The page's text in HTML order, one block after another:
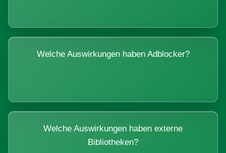
Welche Auswirkungen haben Adblocker?
Welche Auswirkungen haben externe
Bibliotheken?